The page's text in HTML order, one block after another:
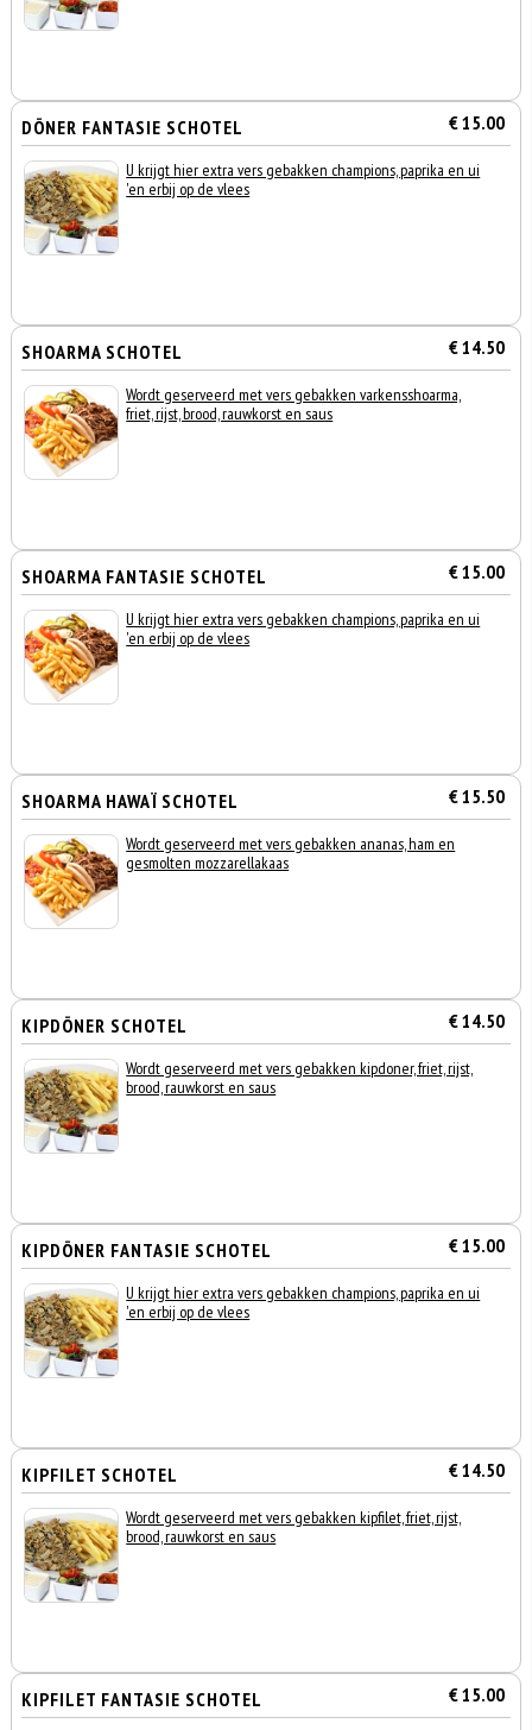
DÖNER FANTASIE SCHOTEL € 15.00
U krijgt hier extra vers gebakken champions, paprika en ui
'en erbij op de vlees
SHOARMA SCHOTEL € 14.50
Wordt geserveerd met vers gebakken varkensshoarma,
friet, rijst, brood, rauwkorst en saus
SHOARMA FANTASIE SCHOTEL € 15.00
U krijgt hier extra vers gebakken champions, paprika en ui
'en erbij op de vlees
SHOARMA HAWAÏ SCHOTEL € 15.50
Wordt geserveerd met vers gebakken ananas, ham en
gesmolten mozzarellakaas
KIPDÖNER SCHOTEL € 14.50
Wordt geserveerd met vers gebakken kipdoner, friet, rijst,
brood, rauwkorst en saus
KIPDÖNER FANTASIE SCHOTEL € 15.00
U krijgt hier extra vers gebakken champions, paprika en ui
'en erbij op de vlees
KIPFILET SCHOTEL € 14.50
Wordt geserveerd met vers gebakken kipfilet, friet, rijst,
brood, rauwkorst en saus
KIPFILET FANTASIE SCHOTEL € 15.00